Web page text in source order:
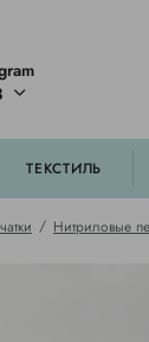
ТЕКСТИЛЬ
Нитриловые